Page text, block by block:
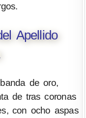
Apellido
de oro,
de tras coronas
con ocho aspas